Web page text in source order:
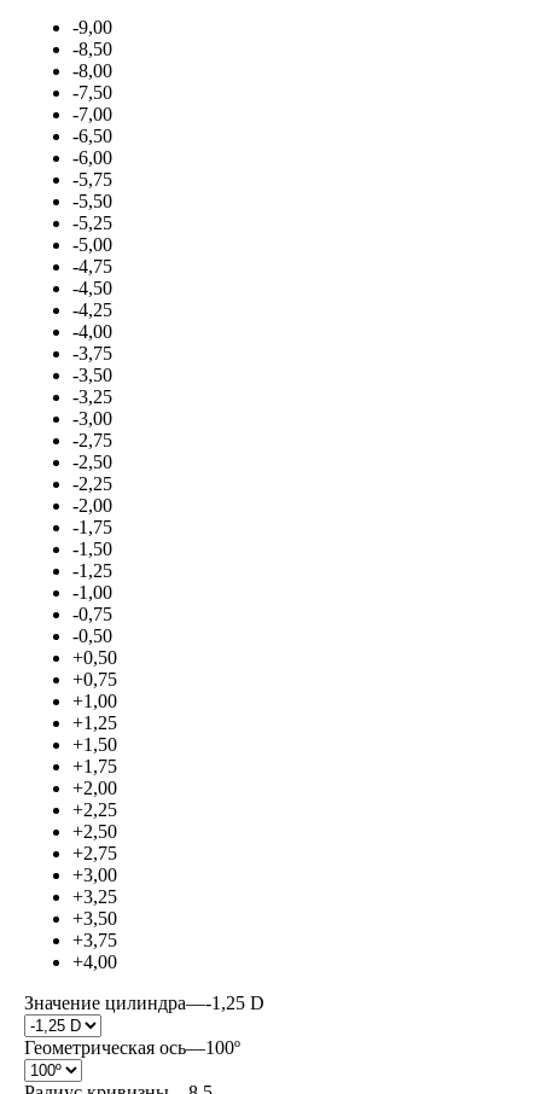
-9,00
-8,50
-8,00
-7,50
-7,00
-6,50
-6,00
-5,75
-5,50
-5,25
-5,00
-4,75
-4,50
-4,25
-4,00
-3,75
-3,50
-3,25
-3,00
-2,75
-2,50
-2,25
-2,00
-1,75
-1,50
-1,25
-1,00
-0,75
-0,50
+0,50
+0,75
+1,00
+1,25
+1,50
+1,75
+2,00
+2,25
+2,50
+2,75
+3,00
+3,25
+3,50
+3,75
+4,00
Значение цилиндра—-1,25 D
Геометрическая ось—100º